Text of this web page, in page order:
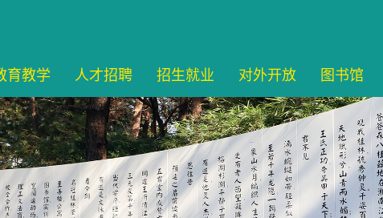
育教学 人才招聘 招生就业 对外开放 图书馆